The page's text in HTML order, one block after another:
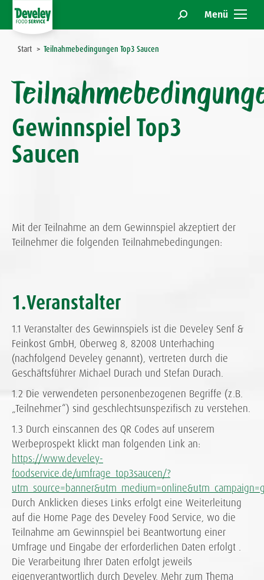
Menü
Search:
Sie befinden sich hier:
Start Teilnahmebedingungen Top3 Saucen
Gewinnspiel Top3
Saucen
Mit der Teilnahme an dem Gewinnspiel akzeptiert der
Teilnehmer die folgenden Teilnahmebedingungen:
1.Veranstalter
1.1 Veranstalter des Gewinnspiels ist die Develey Senf &
Feinkost GmbH, Oberweg 8, 82008 Unterhaching
(nachfolgend Develey genannt), vertreten durch die
Geschäftsführer Michael Durach und Stefan Durach.
1.2 Die verwendeten personenbezogenen Begriffe (z.B.
„Teilnehmer“) sind geschlechtsunspezifisch zu verstehen.
1.3 Durch einscannen des QR Codes auf unserem
Werbeprospekt klickt man folgenden Link an:
https://www.develey-
foodservice.de/umfrage_top3saucen/?
Durch Anklicken dieses Links erfolgt eine Weiterleitung
auf die Home Page des Develey Food Service, wo die
Teilnahme am Gewinnspiel bei Beantwortung einer
Umfrage und Eingabe der erforderlichen Daten erfolgt .
Die Verarbeitung Ihrer Daten erfolgt jeweils
eigenverantwortlich durch Develey. Mehr zum Thema